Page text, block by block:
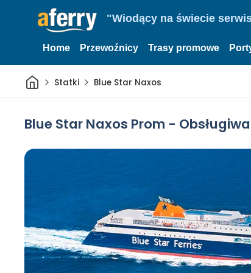
"Wiodący na świecie
Home Przewoźnicy Trasy promowe
DomStatki Blue Star Naxos
Blue Star Naxos Prom -